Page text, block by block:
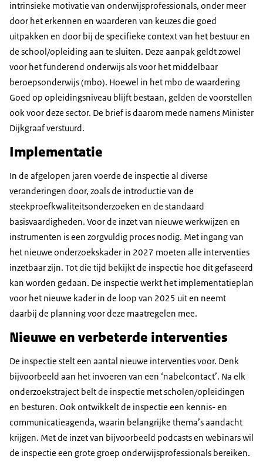
intrinsieke motivatie van onderwijsprofessionals, onder meer
door het erkennen en waarderen van keuzes die goed
uitpakken en door bij de specifieke context van het bestuur en
de school/opleiding aan te sluiten. Deze aanpak geldt zowel
voor het funderend onderwijs als voor het middelbaar
beroepsonderwijs (mbo). Hoewel in het mbo de waardering
Goed op opleidingsniveau blijft bestaan, gelden de voorstellen
ook voor deze sector. De brief is daarom mede namens Minister
Dijkgraaf verstuurd.
Implementatie
In de afgelopen jaren voerde de inspectie al diverse
veranderingen door, zoals de introductie van de
steekproefkwaliteitsonderzoeken en de standaard
basisvaardigheden. Voor de inzet van nieuwe werkwijzen en
instrumenten is een zorgvuldig proces nodig. Met ingang van
het nieuwe onderzoekskader in 2027 moeten alle interventies
inzetbaar zijn. Tot die tijd bekijkt de inspectie hoe dit gefaseerd
kan worden gedaan. De inspectie werkt het implementatieplan
voor het nieuwe kader in de loop van 2025 uit en neemt
daarbij de planning voor deze maatregelen mee.
Nieuwe en verbeterde interventies
De inspectie stelt een aantal nieuwe interventies voor. Denk
bijvoorbeeld aan het invoeren van een ‘nabelcontact’. Na elk
onderzoekstraject belt de inspectie met scholen/opleidingen
en besturen. Ook ontwikkelt de inspectie een kennis- en
communicatieagenda, waarin belangrijke thema’s aandacht
krijgen. Met de inzet van bijvoorbeeld podcasts en webinars wil
de inspectie een grote groep onderwijsprofessionals bereiken.